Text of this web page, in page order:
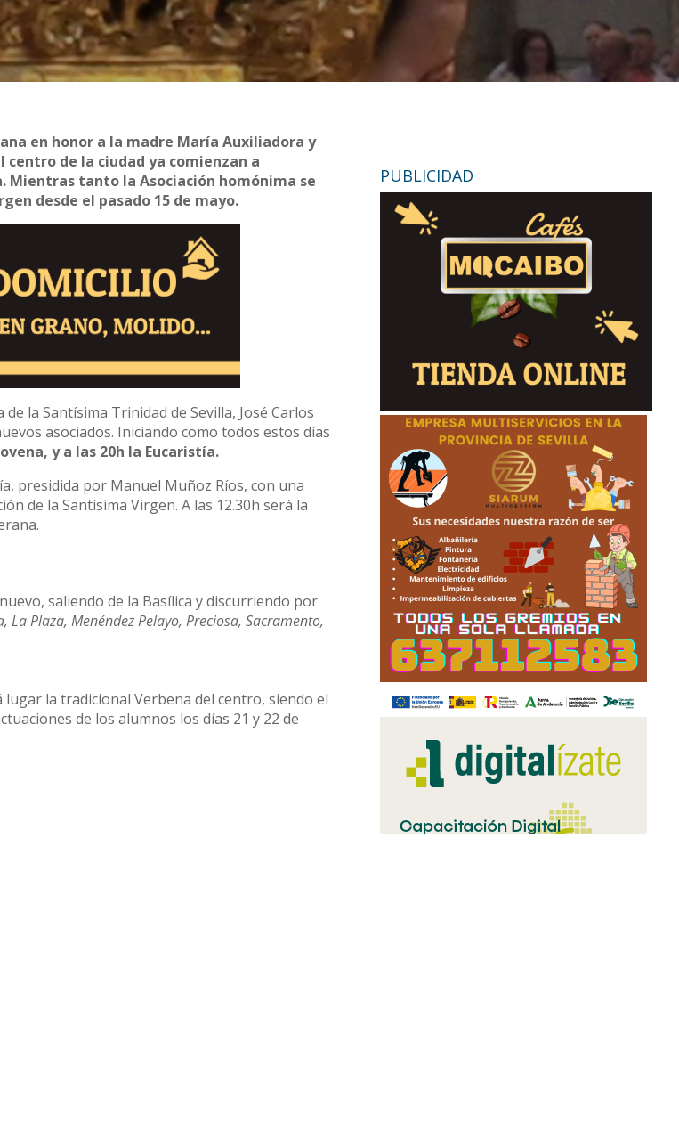
en honor a la madre María Auxiliadora y
de la ciudad ya comienzan a
Mientras tanto la Asociación homónima se
desde el pasado 15 de mayo.
la Santísima Trinidad de Sevilla, José Carlos
asociados. Iniciando como todos estos días
y a las 20h la Eucaristía.
presidida por Manuel Muñoz Ríos, con una
de la Santísima Virgen. A las 12.30h será la
saliendo de la Basílica y discurriendo por
La Plaza, Menéndez Pelayo, Preciosa, Sacramento,
la tradicional Verbena del centro, siendo el
de los alumnos los días 21 y 22 de
PUBLICIDAD